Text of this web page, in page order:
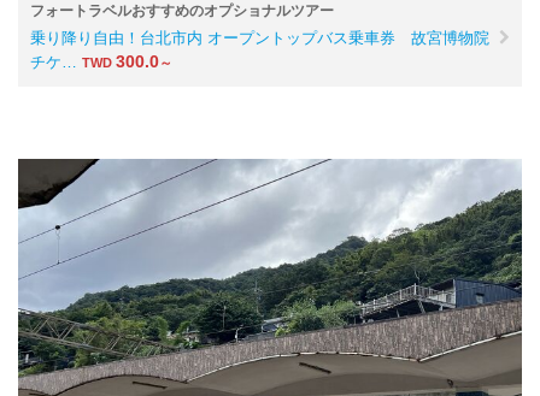
フォートラベルおすすめのオプショナルツアー
乗り降り自由！台北市内 オープントップバス乗車券 故宮博物院
チケ… TWD 300.0～